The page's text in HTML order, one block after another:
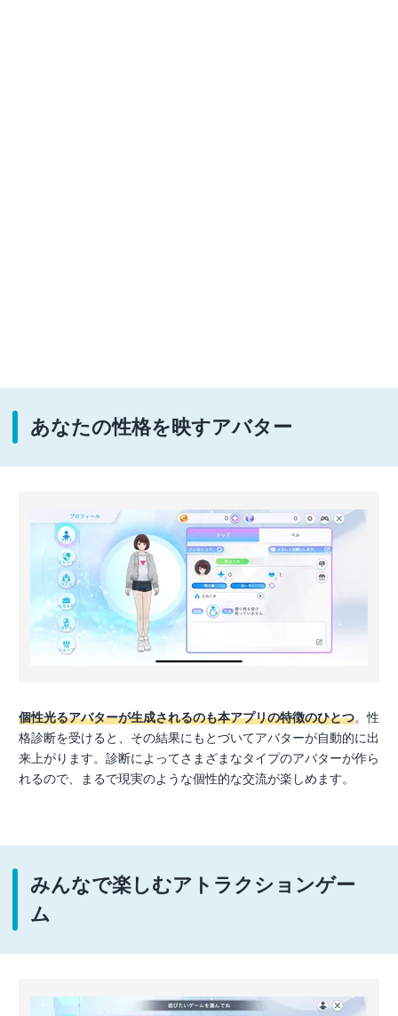
あなたの性格を映すアバター
個性光るアバターが生成されるのも本アプリの特徴のひとつ。性
格診断を受けると、その結果にもとづいてアバターが自動的に出
来上がります。診断によってさまざまなタイプのアバターが作ら
れるので、まるで現実のような個性的な交流が楽しめます。
みんなで楽しむアトラクションゲー
ム